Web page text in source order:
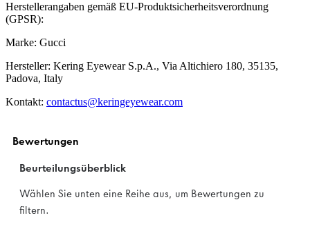
Herstellerangaben gemäß EU-Produktsicherheitsverordnung
(GPSR):
Marke: Gucci
Hersteller: Kering Eyewear S.p.A., Via Altichiero 180, 35135,
Padova, Italy
Kontakt: contactus@keringeyewear.com